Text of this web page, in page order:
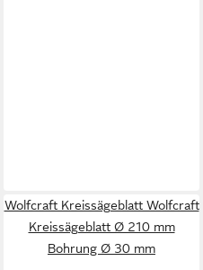
Wolfcraft Kreissägeblatt Wolfcraft
Kreissägeblatt Ø 210 mm
Bohrung Ø 30 mm